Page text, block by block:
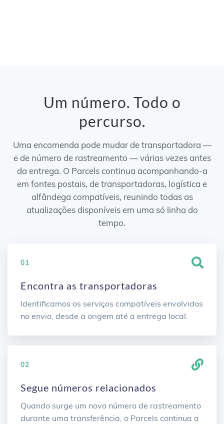
Um número. Todo o
percurso.
Uma encomenda pode mudar de transportadora —
e de número de rastreamento — várias vezes antes
da entrega. O Parcels continua acompanhando-a
em fontes postais, de transportadoras, logística e
alfândega compatíveis, reunindo todas as
atualizações disponíveis em uma só linha do
tempo.
01
Encontra as transportadoras
Identificamos os serviços compatíveis envolvidos
no envio, desde a origem até a entrega local.
02
Segue números relacionados
Quando surge um novo número de rastreamento
durante uma transferência, o Parcels continua a